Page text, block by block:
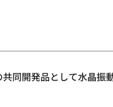
同開発品として水晶